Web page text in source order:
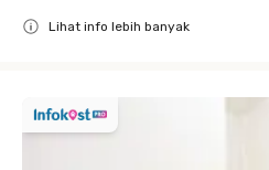
Lihat info lebih banyak